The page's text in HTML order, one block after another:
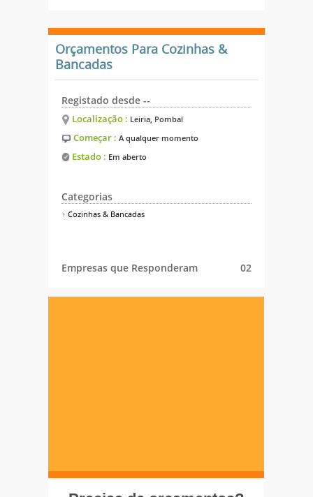
Orçamentos Para Cozinhas &
Bancadas
Registado desde --
Localização : Leiria, Pombal
Começar : A qualquer momento
Estado : Em aberto
Categorias
Cozinhas & Bancadas
Empresas que Responderam 02